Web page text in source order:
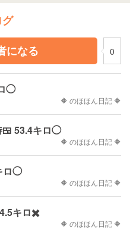
になる
0
◯
🔶 のほほん日記 🔶
53.4キロ◯
🔶 のほほん日記 🔶
ロ◯
🔶 のほほん日記 🔶
キロ✖️
🔶 のほほん日記 🔶